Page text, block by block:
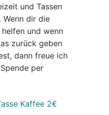
und Tassen
Wenn dir die
und wenn
zurück geben
dann freue ich
per
Kaffee 2€